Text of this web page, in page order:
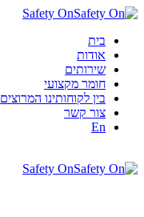
Safety On
בית
אודות
שירותים
חומר מקצועי
בין לקוחותינו המרוצים
צור קשר
En
Safety On